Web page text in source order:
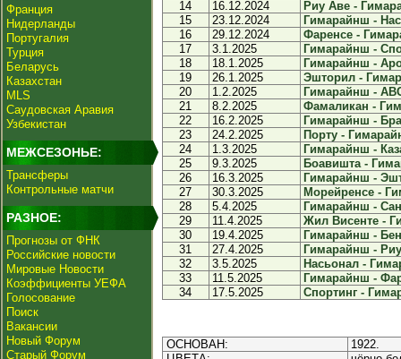
Франция
Нидерланды
Португалия
Турция
Беларусь
Казахстан
MLS
Саудовская Аравия
Узбекистан
МЕЖСЕЗОНЬЕ:
Трансферы
Контрольные матчи
РАЗНОЕ:
Прогнозы от ФНК
Российские новости
Мировые Новости
Коэффициенты УЕФА
Голосование
Поиск
Вакансии
Новый Форум
Старый Форум
14
16.12.2024
Риу Аве -
15
23.12.2024
Гимарайнш -
16
29.12.2024
Фаренсе -
17
3.1.2025
Гимарайнш -
18
18.1.2025
Гимарайнш -
19
26.1.2025
Эшторил -
20
1.2.2025
Гимарайнш -
21
8.2.2025
Фамаликан -
22
16.2.2025
Гимарайнш -
23
24.2.2025
Порту -
24
1.3.2025
Гимарайнш -
25
9.3.2025
Боавишта -
26
16.3.2025
Гимарайнш -
27
30.3.2025
Морейренсе -
28
5.4.2025
Гимарайнш -
29
11.4.2025
Жил Висенте -
30
19.4.2025
Гимарайнш -
31
27.4.2025
Гимарайнш -
32
3.5.2025
Насьонал -
33
11.5.2025
Гимарайнш -
34
17.5.2025 Спортинг -
ОСНОВАН:
1922.